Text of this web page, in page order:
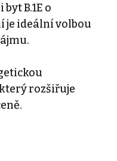
B.1E o
je ideální volbou
rozšiřuje